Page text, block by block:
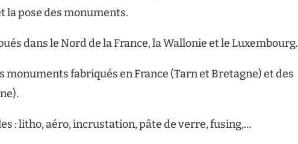
la pose des monuments.
dans le Nord de la France, la Wallonie et le Luxembourg.
fabriqués en France (Tarn et Bretagne) et des
: litho, aéro, incrustation, pâte de verre, fusing,…